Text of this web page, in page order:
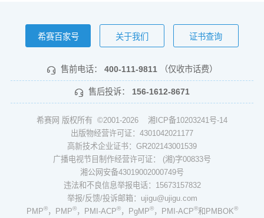
希赛百家号 关于我们 证书查询
售前电话： 400-111-9811 （仅收市话费）
售后投诉： 156-1612-8671
希赛网 版权所有 ©2001-2026 湘ICP备10203241号-14
出版物经营许可证：4301042021177
高新技术企业证书：GR202143001539
广播电视节目制作经营许可证： (湘)字00833号
湘公网安备43019002000749号
违法和不良信息举报电话：15673157832
举报/反馈/投诉邮箱：ujigu@ujigu.com
PMP®，PMP®，PMI-ACP®，PgMP®，PMI-ACP®和PMBOK®